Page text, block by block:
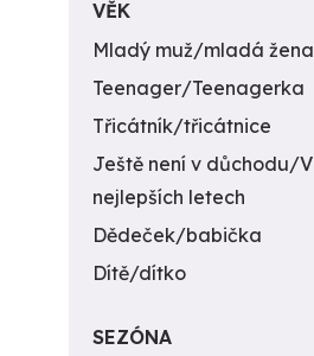
VĚK
Mladý muž/mladá žena
Teenager/Teenagerka
Třicátník/třicátnice
Ještě není v důchodu/V
nejlepších letech
Dědeček/babička
Dítě/dítko
SEZÓNA